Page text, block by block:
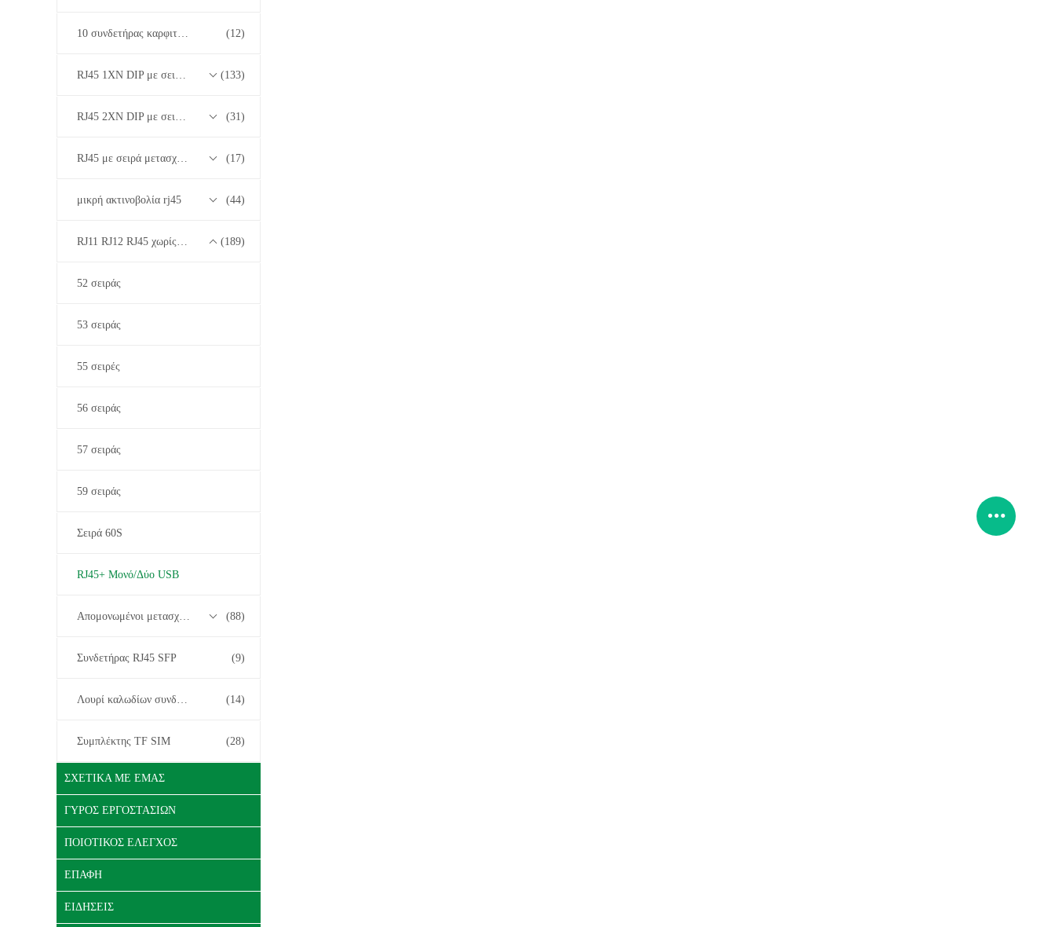
10 συνδετήρας καρφιτσών RJ45 (12)
RJ45 1XN DIP με σειρά μετασχηματιστών βάσης-T 10/100/1000M (133)
RJ45 2XN DIP με σειρά μετασχηματιστών βάσης-T 10/100/1000M (31)
RJ45 με σειρά μετασχηματιστών 2.5G/5G/10G Base-T (17)
μικρή ακτινοβολία rj45 (44)
RJ11 RJ12 RJ45 χωρίς σειρά μετασχηματιστών (189)
52 σειράς
53 σειράς
55 σειρές
56 σειράς
57 σειράς
59 σειράς
Σειρά 60S
RJ45+ Μονό/Δύο USB
Απομονωμένοι μετασχηματιστές (88)
Συνδετήρας RJ45 SFP (9)
Λουρί καλωδίων συνδετήρων (14)
Συμπλέκτης TF SIM (28)
ΣΧΕΤΙΚΆ ΜΕ ΕΜΆΣ
ΓΎΡΟΣ ΕΡΓΟΣΤΑΣΊΩΝ
ΠΟΙΟΤΙΚΌΣ ΈΛΕΓΧΟΣ
ΕΠΑΦΉ
ΕΙΔΉΣΕΙΣ